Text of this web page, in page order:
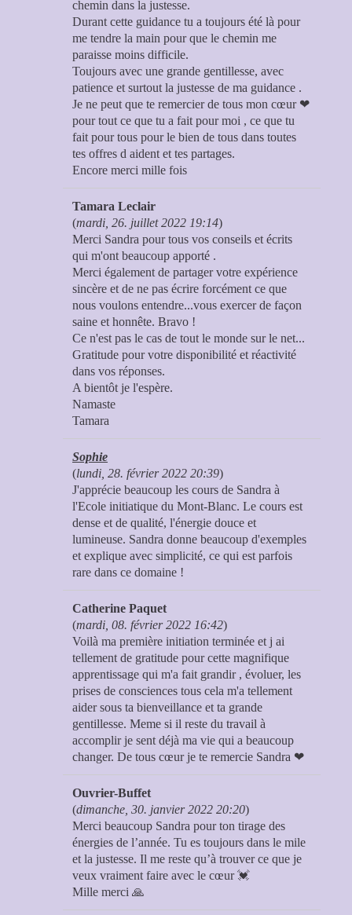
chemin dans la justesse.
Durant cette guidance tu a toujours été là pour
me tendre la main pour que le chemin me
paraisse moins difficile.
Toujours avec une grande gentillesse, avec
patience et surtout la justesse de ma guidance .
Je ne peut que te remercier de tous mon cœur ❤
pour tout ce que tu a fait pour moi , ce que tu
fait pour tous pour le bien de tous dans toutes
tes offres d aident et tes partages.
Encore merci mille fois
Tamara Leclair
(mardi, 26. juillet 2022 19:14)
Merci Sandra pour tous vos conseils et écrits
qui m'ont beaucoup apporté .
Merci également de partager votre expérience
sincère et de ne pas écrire forcément ce que
nous voulons entendre...vous exercer de façon
saine et honnête. Bravo !
Ce n'est pas le cas de tout le monde sur le net...
Gratitude pour votre disponibilité et réactivité
dans vos réponses.
A bientôt je l'espère.
Namaste
Tamara
Sophie
(lundi, 28. février 2022 20:39)
J'apprécie beaucoup les cours de Sandra à
l'Ecole initiatique du Mont-Blanc. Le cours est
dense et de qualité, l'énergie douce et
lumineuse. Sandra donne beaucoup d'exemples
et explique avec simplicité, ce qui est parfois
rare dans ce domaine !
Catherine Paquet
(mardi, 08. février 2022 16:42)
Voilà ma première initiation terminée et j ai
tellement de gratitude pour cette magnifique
apprentissage qui m'a fait grandir , évoluer, les
prises de consciences tous cela m'a tellement
aider sous ta bienveillance et ta grande
gentillesse. Meme si il reste du travail à
accomplir je sent déjà ma vie qui a beaucoup
changer. De tous cœur je te remercie Sandra ❤
Ouvrier-Buffet
(dimanche, 30. janvier 2022 20:20)
Merci beaucoup Sandra pour ton tirage des
énergies de l’année. Tu es toujours dans le mile
et la justesse. Il me reste qu’à trouver ce que je
veux vraiment faire avec le cœur 💓
Mille merci 🙏